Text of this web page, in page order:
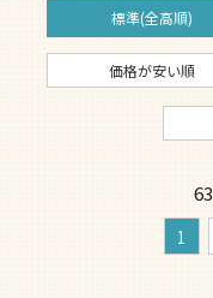
標準(全高順)
価格が安い順
63
1